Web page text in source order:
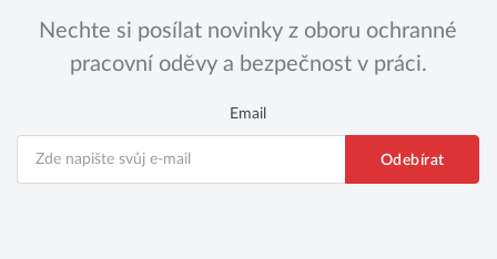
Nechte si posílat novinky z oboru ochranné
pracovní oděvy a bezpečnost v práci.
Email